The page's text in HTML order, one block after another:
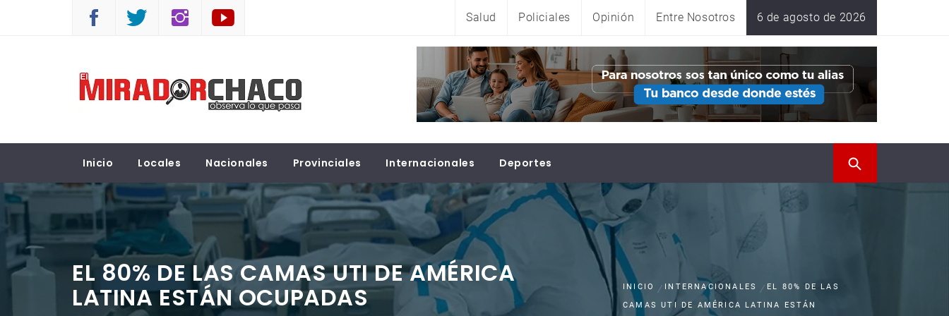
Salud Policiales Opinión Entre Nosotros 6 de agosto de 2026
EL MIRADOR CHACO
Inicio Locales Nacionales Provinciales Internacionales Deportes
EL 80% DE LAS CAMAS UTI DE AMÉRICA
LATINA ESTÁN OCUPADAS INICIO INTERNACIONALES
EL 80% DE LAS
CAMAS UTI DE AMÉRICA LATINA ESTÁN